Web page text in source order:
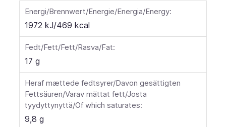
Energi/Brennwert/Energie/Energia/Energy:
1972 kJ/469 kcal
Fedt/Fett/Fett/Rasva/Fat:
17 g
Heraf mættede fedtsyrer/Davon gesättigten
Fettsäuren/Varav mättat fett/Josta
tyydyttynyttä/Of which saturates:
9,8 g